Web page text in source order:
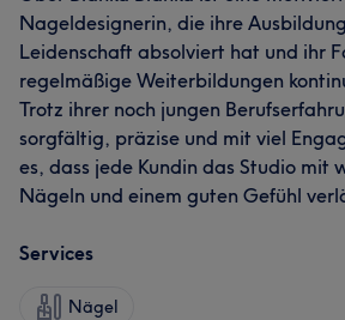
Nageldesignerin, die ihre
Leidenschaft absolviert hat und ihr
regelmäßige Weiterbildungen
Trotz ihrer noch jungen
sorgfältig, präzise und mit viel
es, dass jede Kundin das Studio mit
Nägeln und einem guten Gefühl
Services
Nägel